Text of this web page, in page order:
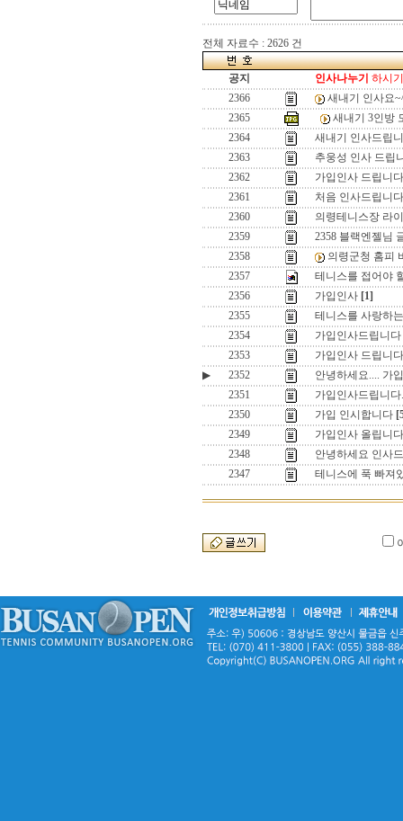
전체 자료수 : 2626 건
공지 인사나누기 하시
2366
새내기 인사요
2365
새내기 3인방
2364
새내기 인사드립
2363
추웅성 인사 드립
2362
가입인사 드립니다
2361
처음 인사드립니다
2360
의령테니스장 라
2359
2358 블랙엔젤님
2358
의령군청 홈피
2357
테니스를 접어야
2356
가입인사 [1]
2355
테니스를 사랑하
2354
가입인사드립니다
2353
가입인사 드립니
▶
2352
안녕하세요.... 가
2351
가입인사드립니다.
2350
가입 인시합니다
2349
가입인사 올립니다
2348
안녕하세요 인사
2347
테니스에 푹 빠져